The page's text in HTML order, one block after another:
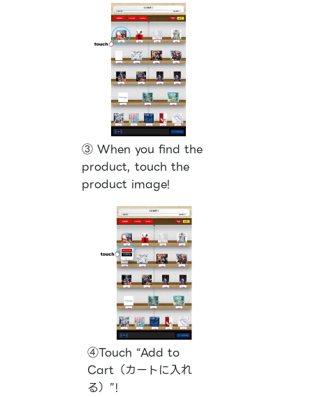
③ When you find the
product, touch the
product image!
④Touch “Add to
Cart（カートに入れ
る）”!